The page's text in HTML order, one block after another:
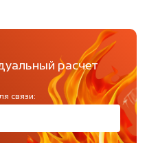
расчет
связи: